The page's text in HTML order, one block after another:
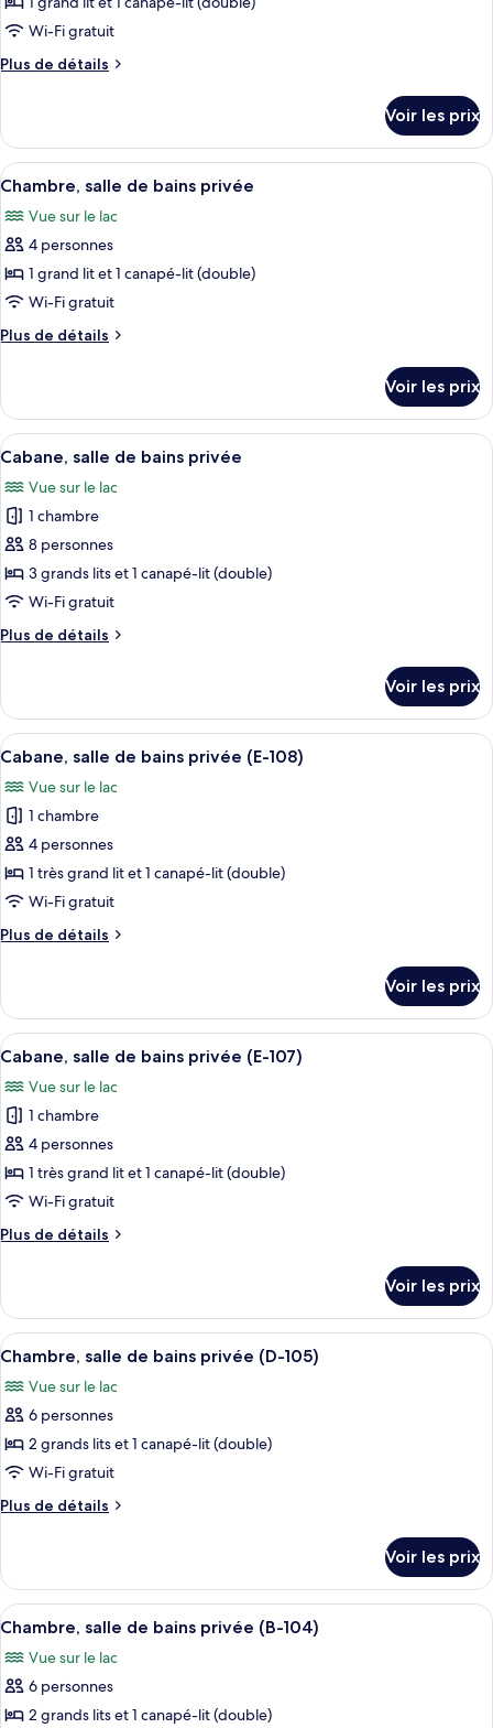
type
chambre :
de
bains
Wi-Fi gratuit
Plus de détails
Plus
le
type
de
Cabane,
salle
bains
privée
Voir les prix
Afficher
toutes
les
photos
pour
ce
type
de
Chambre,
salle
de
bains
privée
Une rangée de chalets modernes
11
Chambre, salle de bains privée
Vue sur le lac
4 personnes
1 grand lit et 1 canapé-lit (double)
Wi-Fi gratuit
Plus de détails
Plus
le
type
de
Chambre,
salle
de
bains
privée
Voir les prix
Afficher
toutes
les
photos
pour
ce
type
chambre :
de
bains
Une maison à deux étages avec une
15
Cabane, salle de bains privée
Vue sur le lac
1 chambre
8 personnes
3 grands lits et 1 canapé-lit (double)
Wi-Fi gratuit
Plus de détails
Plus
le
type
de
Cabane,
salle
de
bains
privée
Voir les prix
Afficher
toutes
les
photos
pour
ce
type
chambre :
de
bains
(E-
108)
Une cabane dotée d’une terrasse en
11
Cabane, salle de bains privée (E-108)
Vue sur le lac
1 chambre
4 personnes
1 très grand lit et 1 canapé-lit (double)
Wi-Fi gratuit
Plus de détails
Plus
le
type
de
Cabane,
salle
de
bains
privée
(E-
108)
Voir les prix
Afficher
toutes
les
photos
pour
ce
type
chambre :
de
bains
(E-
107)
Une cabane dotée d’une terrasse en
12
Cabane, salle de bains privée (E-107)
Vue sur le lac
1 chambre
4 personnes
1 très grand lit et 1 canapé-lit (double)
Wi-Fi gratuit
Plus de détails
Plus
le
type
de
Cabane,
salle
bains
privée
107)
Voir les prix
Afficher
toutes
les
photos
pour
ce
type
de
Chambre,
salle
de
bains
privée
(D-
Une cuisine compacte équipée
7
Chambre, salle de bains privée (D-105)
Vue sur le lac
6 personnes
2 grands lits et 1 canapé-lit (double)
Wi-Fi gratuit
Plus de détails
Plus
le
type
de
Chambre,
salle
bains
Voir les prix
Afficher
toutes
les
photos
pour
Une cuisine de taille réduite, dotée
8
Chambre, salle de bains privée (B-104)
Vue sur le lac
6 personnes
2 grands lits et 1 canapé-lit (double)